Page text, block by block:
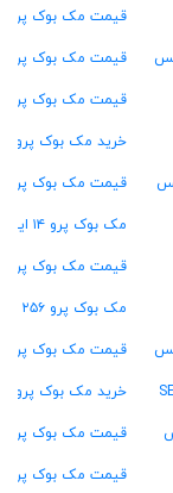
قیمت مک بوک پرو M4
قیمت مک بوک پرو M3
قیمت مک بوک پرو M2
خرید مک بوک پرو M1
قیمت مک بوک پرو ۱۳ اینچ
مک بوک پرو ۱۴ اینچ
قیمت مک بوک پرو ۱۶ اینچ
مک بوک پرو ۲۵۶ گیگ
قیمت مک بوک پرو ۵۱۲ گیگ
خرید مک بوک پرو ۱ ترابایت
قیمت مک بوک پرو ۱۶ گیگ رام
قیمت مک بوک پرو ۲۴ گیگ رام